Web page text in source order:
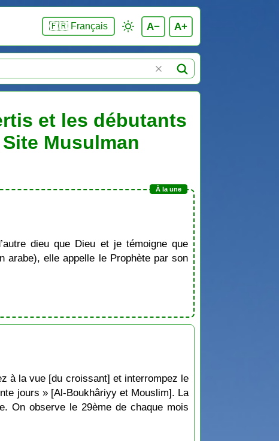
🇫🇷 Français A− A+
et les débutants
Musulman
dieu que Dieu et je témoigne que
arabe), elle appelle le Prophète par son
à la vue [du croissant] et interrompez le
jours » [Al-Boukhâriyy et Mouslim]. La
On observe le 29ème de chaque mois